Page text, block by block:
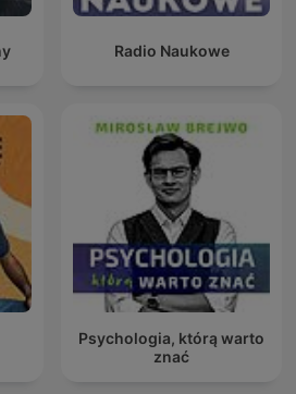
Radio Naukowe
Psychologia, którą warto
znać